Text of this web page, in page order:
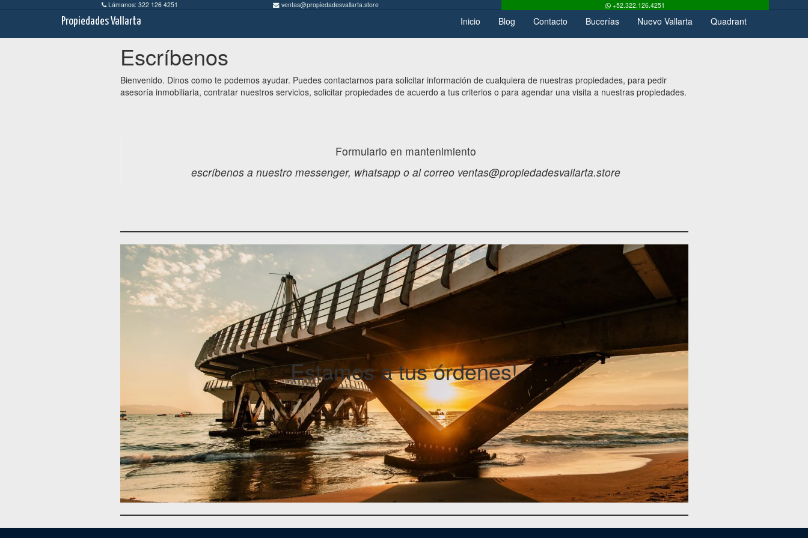
Lámanos: 322 126 4251 ventas@propiedadesvallarta.store +52.322.126.4251
Propiedades Vallarta Inicio Blog Contacto Bucerías Nuevo Vallarta Quadrant
Escríbenos
Bienvenido. Dinos como te podemos ayudar. Puedes contactarnos para solicitar información de cualquiera de nuestras propiedades, para pedir
asesoría inmobiliaria, contratar nuestros servicios, solicitar propiedades de acuerdo a tus criterios o para agendar una visita a nuestras propiedades.
Formulario en mantenimiento
escríbenos a nuestro messenger, whatsapp o al correo ventas@propiedadesvallarta.store
Estamos a tus órdenes!